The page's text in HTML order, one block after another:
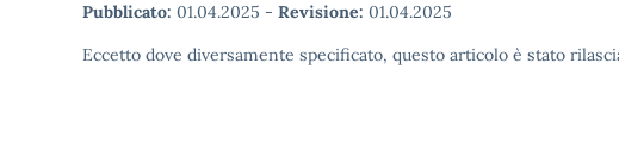
Pubblicato: 01.04.2025 - Revisione: 01.04.2025
Eccetto dove diversamente specificato, questo articolo è stato